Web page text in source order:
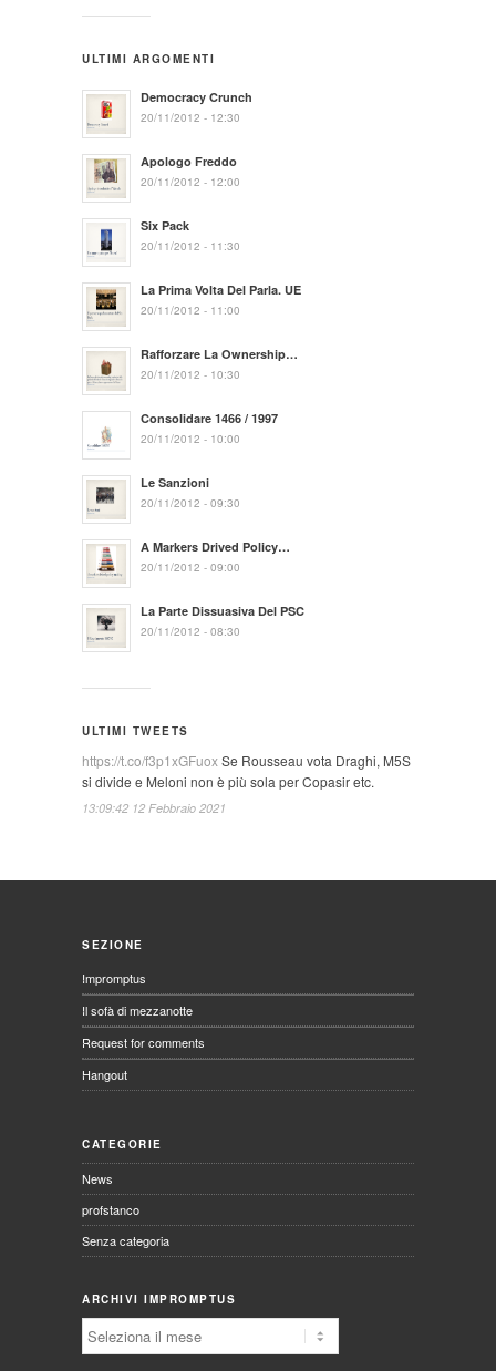
ULTIMI ARGOMENTI
Democracy Crunch
20/11/2012 - 12:30
Apologo Freddo
20/11/2012 - 12:00
Six Pack
20/11/2012 - 11:30
La Prima Volta Del Parla. UE
20/11/2012 - 11:00
Rafforzare La Ownership…
20/11/2012 - 10:30
Consolidare 1466 / 1997
20/11/2012 - 10:00
Le Sanzioni
20/11/2012 - 09:30
A Markers Drived Policy…
20/11/2012 - 09:00
La Parte Dissuasiva Del PSC
20/11/2012 - 08:30
ULTIMI TWEETS
https://t.co/f3p1xGFuoxSe Rousseau vota Draghi, M5S
si divide e Meloni non è più sola per Copasir etc.
13:09:42 12 Febbraio 2021
SEZIONE
Impromptus
Il sofà di mezzanotte
Request for comments
Hangout
CATEGORIE
News
profstanco
Senza categoria
ARCHIVI IMPROMPTUS
Archivi
Impromptus